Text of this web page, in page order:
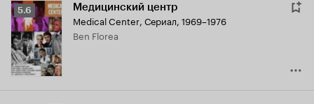
Рейтинг
Кинопоиска
5.6
5.6 Медицинский центр
Medical Center, Сериал, 1969–1976
Ben Florea